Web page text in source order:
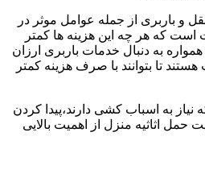
و باربری از جمله عوامل موثر در
است که هر چه این هزینه ها کمتر
همواره به دنبال خدمات باربری ارزان
تا بتوانند با صرف هزینه کمتر
نیاز به اسباب کشی دارند،پیدا کردن
اثاثیه منزل از اهمیت بالایی